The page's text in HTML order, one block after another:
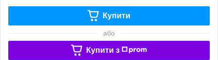
Купити
або
Купити з